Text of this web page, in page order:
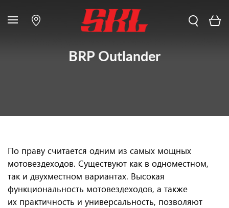
BRP Outlander
По праву считается одним из самых мощных
мотовездеходов. Существуют как в одноместном,
так и двухместном вариантах. Высокая
функциональность мотовездеходов, а также
их практичность и универсальность, позволяют